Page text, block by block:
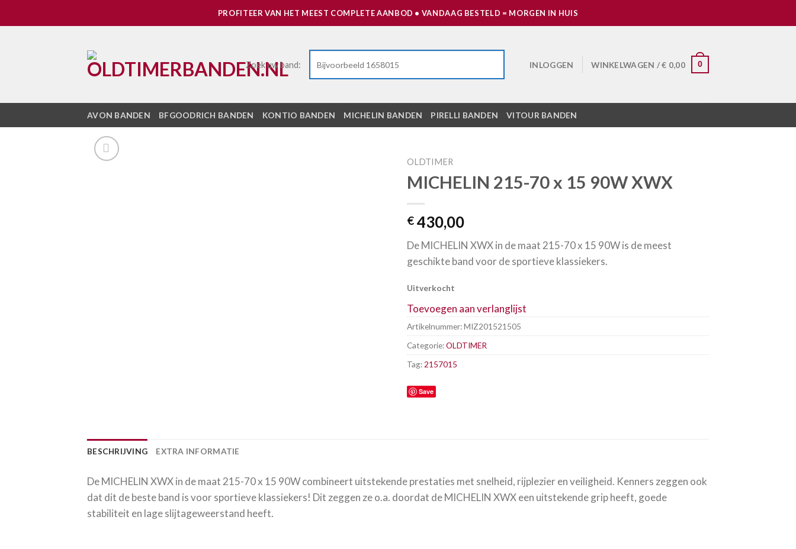
to
PROFITEER VAN HET MEEST COMPLETE AANBOD • VANDAAG BESTELD = MORGEN IN HUIS
Zoek uw band: INLOGGEN WINKELWAGEN /€ 0,00 0
AVON BANDEN BFGOODRICH BANDEN KONTIO BANDEN MICHELIN BANDEN PIRELLI BANDEN VITOUR BANDEN
OLDTIMER
MICHELIN 215-70 x 15 90W XWX
€ 430,00
De MICHELIN XWX in de maat 215-70 x 15 90W is de meest
geschikte band voor de sportieve klassiekers.
Uitverkocht
Toevoegen aan verlanglijst
Artikelnummer:MIZ201521505
Categorie:OLDTIMER
Tag: 2157015
Save
BESCHRIJVING EXTRA INFORMATIE
De MICHELIN XWX in de maat 215-70 x 15 90W combineert uitstekende prestaties met snelheid, rijplezier en veiligheid. Kenners zeggen ook
dat dit de beste band is voor sportieve klassiekers! Dit zeggen ze o.a. doordat de MICHELIN XWX een uitstekende grip heeft, goede
stabiliteit en lage slijtageweerstand heeft.